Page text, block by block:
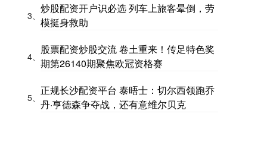
3、
炒股配资开户识必选 列车上旅客晕倒，劳
模挺身救助
4、
股票配资炒股交流 卷土重来！传足特色奖
期第26140期聚焦欧冠资格赛
5、
正规长沙配资平台 泰晤士：切尔西领跑乔
丹·亨德森争夺战，还有意维尔贝克